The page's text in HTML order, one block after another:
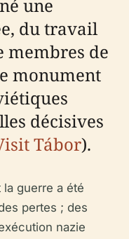
une
du travail
membres de
monument
décisives
Tábor).
guerre a été
pertes ; des
nazie